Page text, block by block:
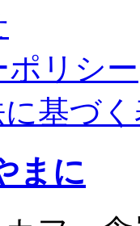
リシー
基づ
まに